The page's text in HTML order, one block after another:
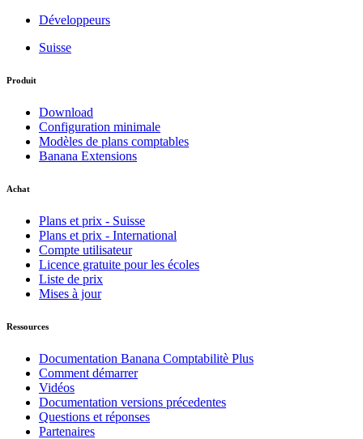
Développeurs
Suisse
Produit
Download
Configuration minimale
Modèles de plans comptables
Banana Extensions
Achat
Plans et prix - Suisse
Plans et prix - International
Compte utilisateur
Licence gratuite pour les écoles
Liste de prix
Mises à jour
Ressources
Documentation Banana Comptabilitè Plus
Comment démarrer
Vidéos
Documentation versions précedentes
Questions et réponses
Partenaires